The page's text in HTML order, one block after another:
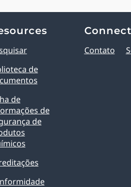
de
de
de
de
Connect
Contato